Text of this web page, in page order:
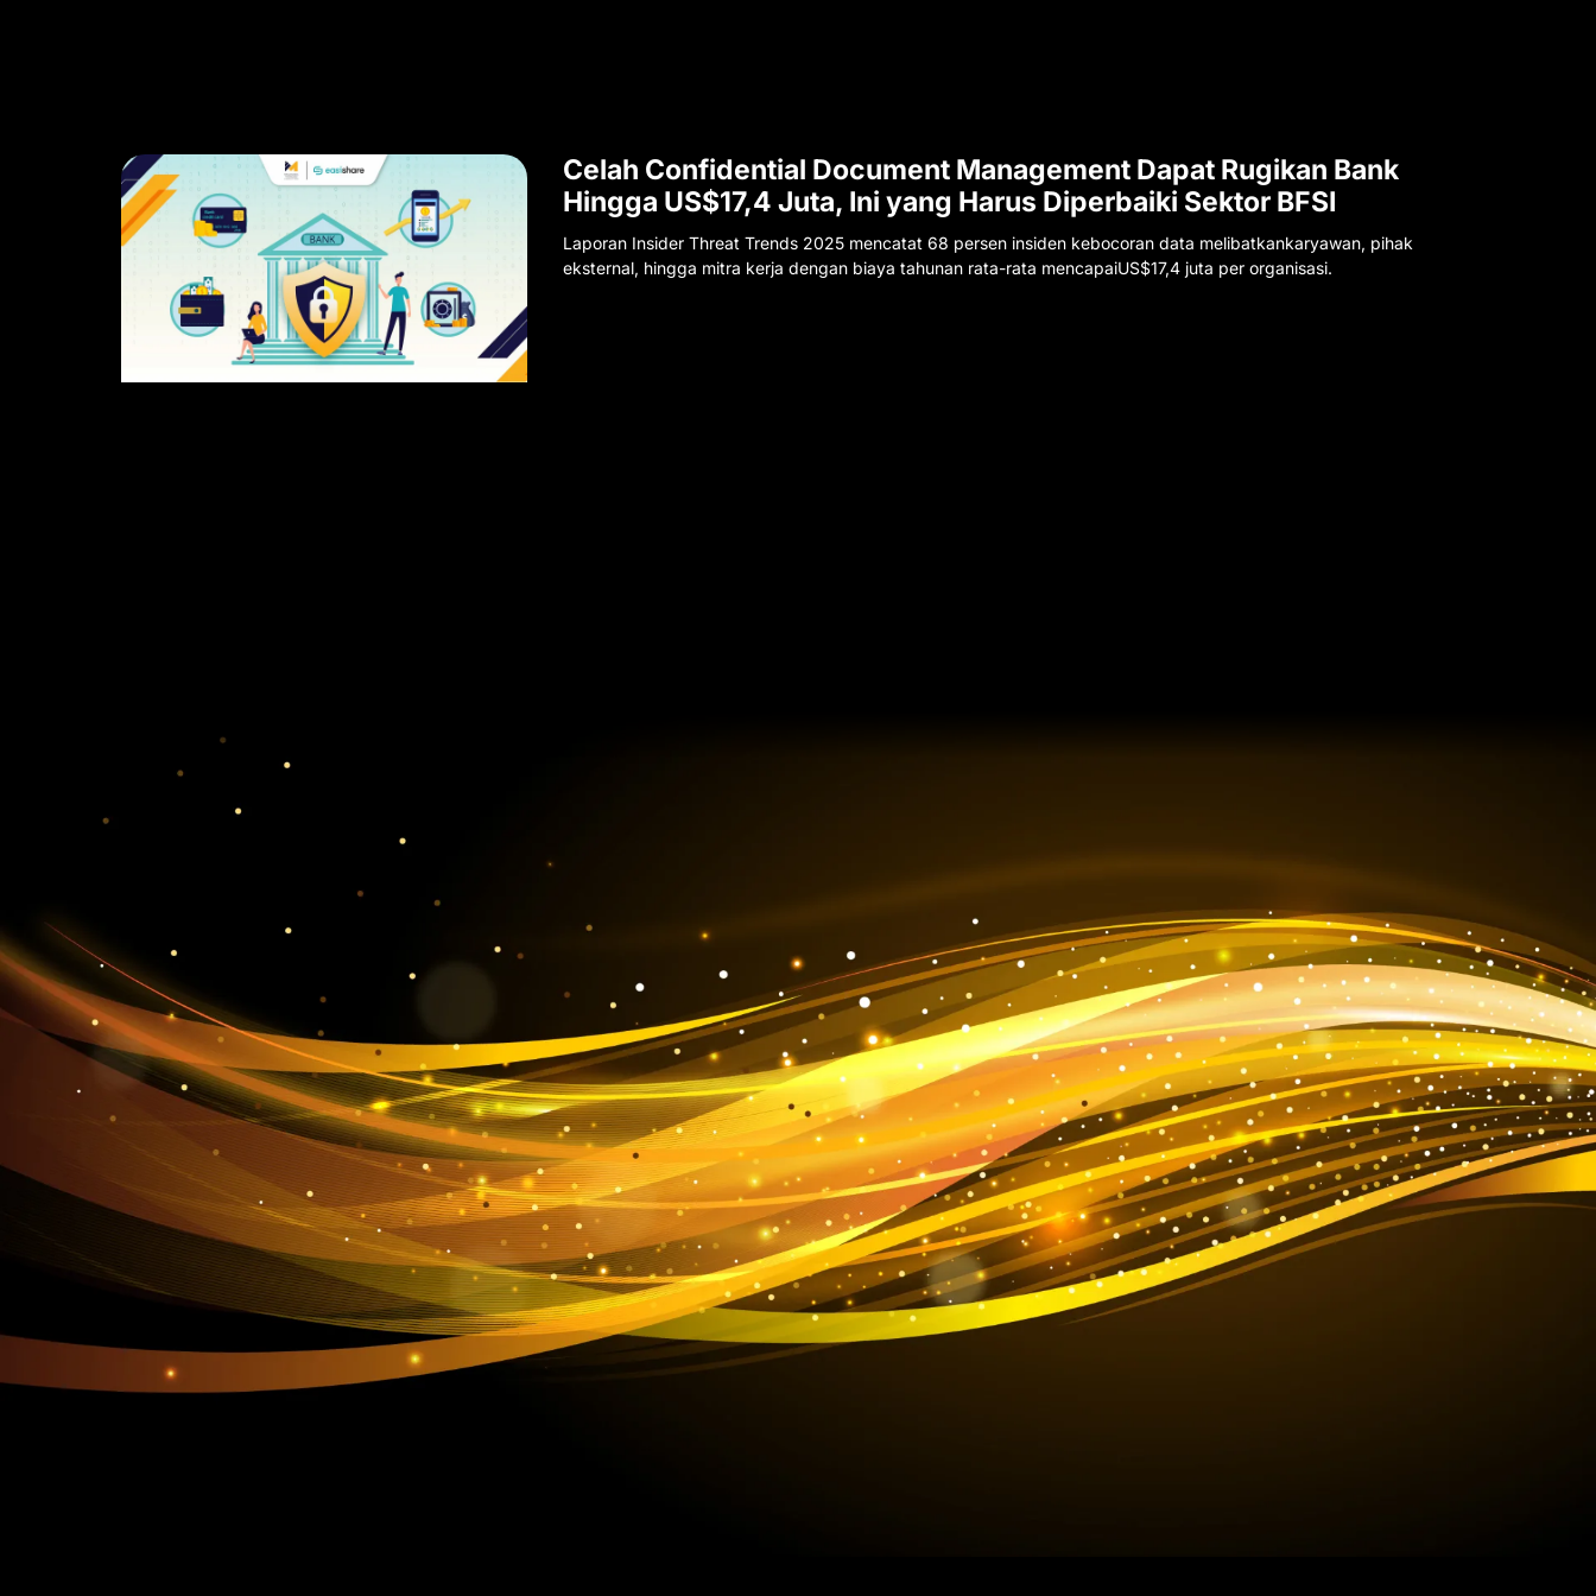
Celah Confidential Document Management Dapat Rugikan Bank
Hingga US$17,4 Juta, Ini yang Harus Diperbaiki Sektor BFSI
Laporan Insider Threat Trends 2025 mencatat 68 persen insiden kebocoran data melibatkankaryawan, pihak
eksternal, hingga mitra kerja dengan biaya tahunan rata-rata mencapaiUS$17,4 juta per organisasi.